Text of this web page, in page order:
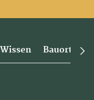
Wissen Bauorte